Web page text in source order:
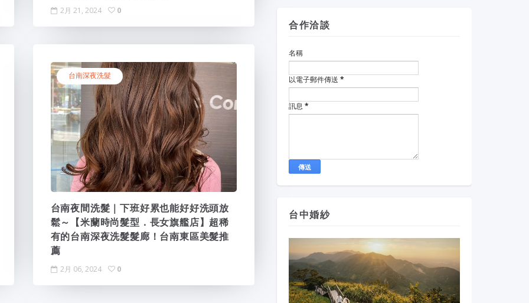
2月 21, 2024 0
台南深夜洗髮
台南夜間洗髮｜下班好累也能好好洗頭放
鬆～【米蘭時尚髮型．長女旗艦店】超稀
有的台南深夜洗髮髮廊！台南東區美髮推
薦
2月 06, 2024 0
合作洽談
名稱
以電子郵件傳送 *
訊息 *
台中婚紗